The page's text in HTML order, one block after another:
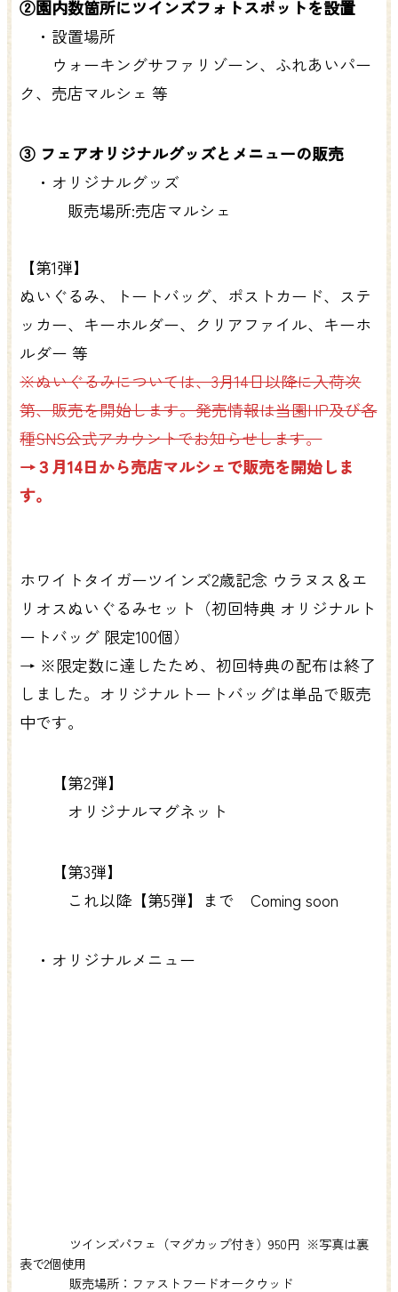
②園内数箇所にツインズフォトスポットを設置
・設置場所
ウォーキングサファリゾーン、ふれあいパー
ク、売店マルシェ 等
③ フェアオリジナルグッズとメニューの販売
・オリジナルグッズ
販売場所:売店マルシェ
【第1弾】
ぬいぐるみ、トートバッグ、ポストカード、ステ
ッカー、キーホルダー、クリアファイル、キーホ
ルダー 等
※ぬいぐるみについては、3月14日以降に入荷次
第、販売を開始します。発売情報は当園HP及び各
種SNS公式アカウントでお知らせします。
→３月14日から売店マルシェで販売を開始しま
す。
ホワイトタイガーツインズ2歳記念 ウラヌス＆エ
リオスぬいぐるみセット（初回特典 オリジナルト
ートバッグ 限定100個）
→ ※限定数に達したため、初回特典の配布は終了
しました。オリジナルトートバッグは単品で販売
中です。
【第2弾】
オリジナルマグネット
【第3弾】
これ以降【第5弾】まで Coming soon
・オリジナルメニュー
ツインズパフェ（マグカップ付き）950円 ※写真は裏
表で2個使用
販売場所：ファストフードオークウッド